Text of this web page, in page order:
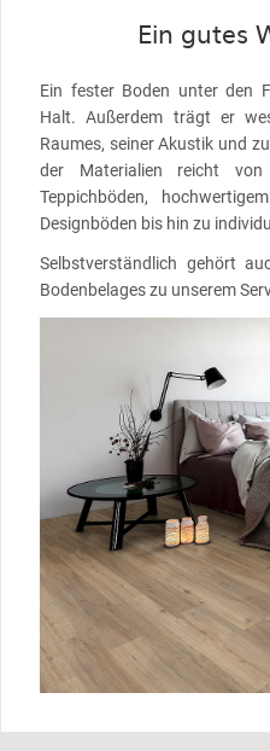
Ein gutes
Ein fester Boden unter den
Halt. Außerdem trägt er
Raumes, seiner Akustik und
der Materialien reicht
Teppichböden,
Designböden bis hin zu
Selbstverständlich gehört
Bodenbelages zu unserem